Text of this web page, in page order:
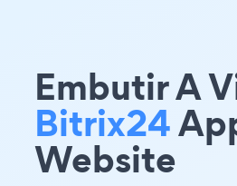
Embutir A
Bitrix24
Website